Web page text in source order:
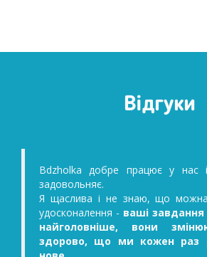
Відгуки
Bdzholka добре працює у нас і
задовольняє.
Я щаслива і не знаю, що можна
удосконалення -ваші завдання
найголовніше, вони
здорово, що ми кожен раз